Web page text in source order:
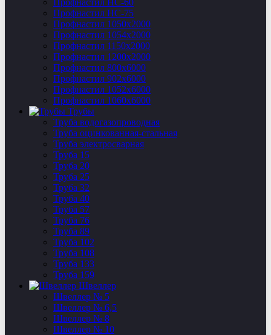
Профнастил НС-60
Профнастил НС-75
Профнастил 1050х2000
Профнастил 1054х2000
Профнастил 1150х2000
Профнастил 1200х2000
Профнастил 800х6000
Профнастил 902х6000
Профнастил 1052х6000
Профнастил 1060х6000
Трубы
Труба водогазопроводная
Труба оцинкованная-стальная
Труба электросварная
Труба 15
Труба 20
Труба 25
Труба 32
Труба 40
Труба 57
Труба 76
Труба 89
Труба 102
Труба 108
Труба 133
Труба 159
Швеллер
Швеллер № 5
Швеллер № 6,5
Швеллер № 8
Швеллер № 10